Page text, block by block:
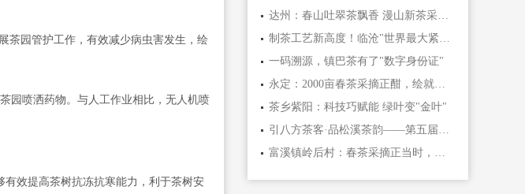
茶园管护工作，有效减少病虫害发生，绘
园喷洒药物。与人工作业相比，无人机喷
效提高茶树抗冻抗寒能力，利于茶树安
达州：春山吐翠茶飘香 漫山新茶采收忙
制茶工艺新高度！临沧"世界最大紧压茶"创吉尼
一码溯源，镇巴茶有了"数字身份证"
永定：2000亩春茶采摘正酣，绘就乡村振兴新图景
茶乡紫阳：科技巧赋能 绿叶变"金叶"